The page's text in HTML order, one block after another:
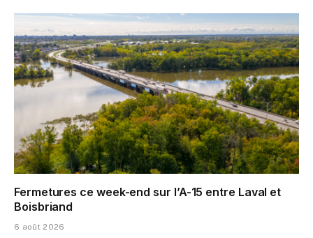
Fermetures ce week-end sur l’A-15 entre Laval et
Boisbriand
6 août 2026